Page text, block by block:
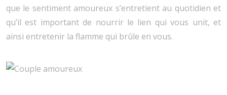
que le sentiment amoureux s’entretient au quotidien et
qu’il est important de nourrir le lien qui vous unit, et
ainsi entretenir la flamme qui brûle en vous.